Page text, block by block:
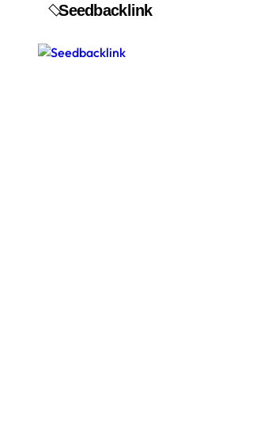
Seedbacklink